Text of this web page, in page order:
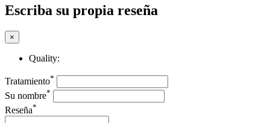
Escriba su propia reseña
×
Quality:
Tratamiento*
Su nombre*
Reseña*